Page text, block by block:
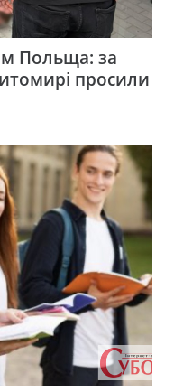
Польща: за
просили